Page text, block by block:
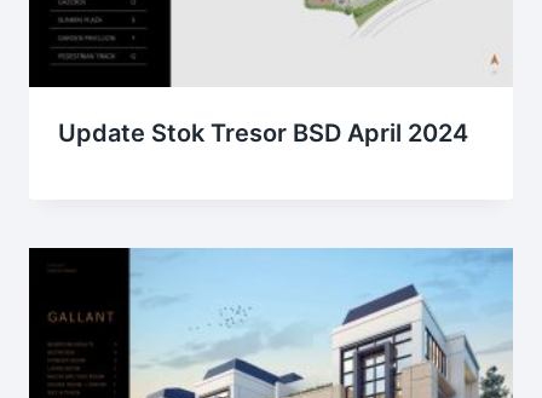
Update Stok Tresor BSD April 2024